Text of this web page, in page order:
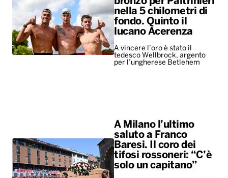
nella 5 chilometri di
fondo. Quinto il
lucano Acerenza
A vincere l’oro è stato il
tedesco Wellbrock, argento
per l’ungherese Betlehem
A Milano l’ultimo
saluto a Franco
Baresi. Il coro dei
tifosi rossoneri: “C’è
solo un capitano”